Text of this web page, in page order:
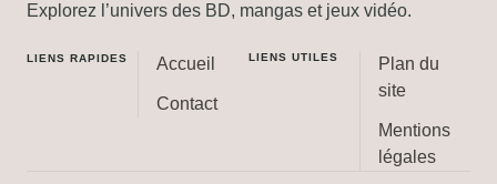
Explorez l’univers des BD, mangas et jeux vidéo.
LIENS RAPIDES Accueil
Contact
LIENS UTILES
Plan du
site
Mentions
légales